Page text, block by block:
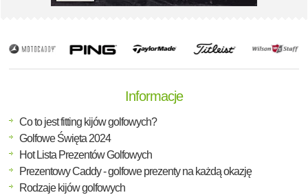
Informacje
Co to jest fitting kijów golfowych?
Golfowe Święta 2024
Hot Lista Prezentów Golfowych
Prezentowy Caddy - golfowe prezenty na każdą okazję
Rodzaje kijów golfowych